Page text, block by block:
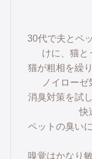
30代で夫とペ
けに、猫と
猫が粗相を繰
ノイローゼ
消臭対策を試
快
ペットの臭い
嗅覚はかなり